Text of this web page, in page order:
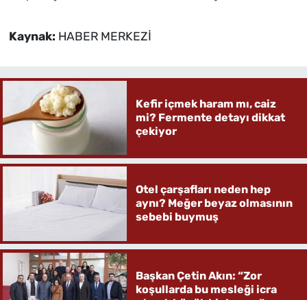
Kaynak: HABER MERKEZİ
Kefir içmek haram mı, caiz
mi? Fermente detayı dikkat
çekiyor
Otel çarşafları neden hep
aynı? Meğer beyaz olmasının
sebebi buymuş
Başkan Çetin Akın: “Zor
koşullarda bu mesleği icra